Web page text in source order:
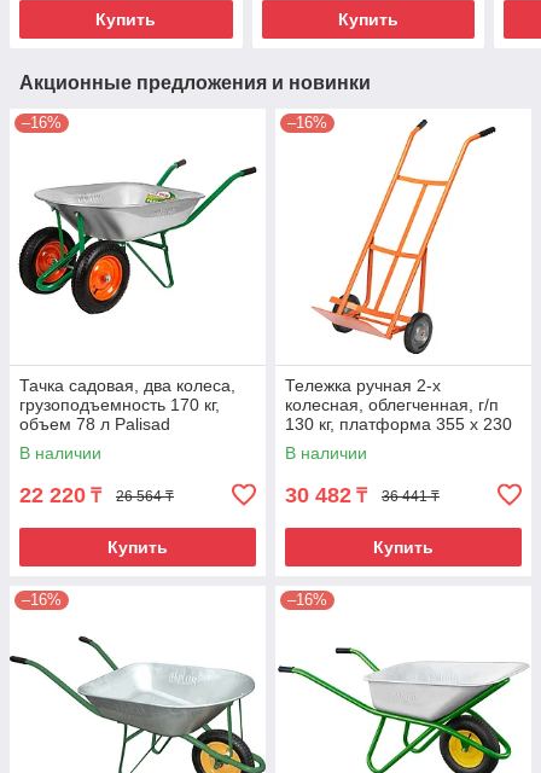
Купить Купить
Акционные предложения и новинки
–16%
Тачка садовая, два колеса,
грузоподъемность 170 кг,
объем 78 л Palisad
В наличии
22 220 ₸ 26 564 ₸
Купить
–16%
Тележка ручная 2-х
колесная, облегченная, г/п
130 кг, платформа 355 х 230
Сибртех
В наличии
30 482 ₸ 36 441 ₸
Купить
–16% –16%